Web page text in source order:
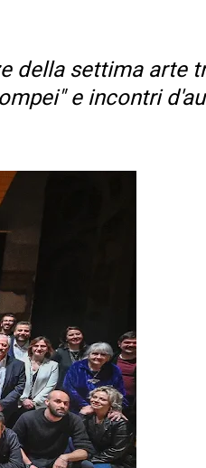
della settima arte
e incontri